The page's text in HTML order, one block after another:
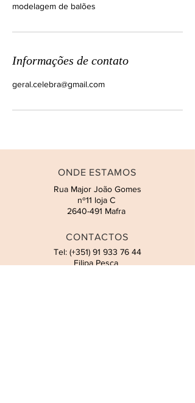
modelagem de balões
Informações de contato
geral.celebra@gmail.com
ONDE ESTAMOS
Rua Major João Gomes
nº11 loja C
2640-491 Mafra
CONTACTOS
Tel: (+351) 91 933 76 44
Filipa Pesca